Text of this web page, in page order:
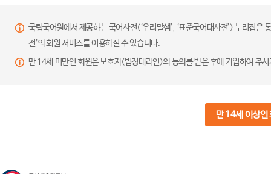
국립국어원에서 제공하는 국어사전(‘우리말샘’, ‘표준국어대사전’) 누리집
전’의 회원 서비스를 이용하실 수 있습니다.
만 14세 미만인 회원은 보호자(법정대리인)의 동의를 받은 후에 가입하여 주
만 14세 이상인